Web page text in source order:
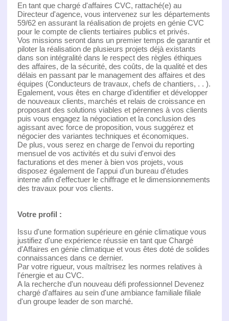
En tant que chargé d'affaires CVC, rattaché(e) au
Directeur d'agence, vous intervenez sur les départements
59/62 en assurant la réalisation de projets en génie CVC
pour le compte de clients tertiaires publics et privés.
Vos missions seront dans un premier temps de garantir et
piloter la réalisation de plusieurs projets déjà existants
dans son intégralité dans le respect des règles éthiques
des affaires, de la sécurité, des coûts, de la qualité et des
délais en passant par le management des affaires et des
équipes (Conducteurs de travaux, chefs de chantiers, . . ).
Egalement, vous êtes en charge d'identifier et développer
de nouveaux clients, marchés et relais de croissance en
proposant des solutions viables et pérennes à vos clients
puis vous engagez la négociation et la conclusion des
agissant avec force de proposition, vous suggérez et
négocier des variantes techniques et économiques.
De plus, vous serez en charge de l'envoi du reporting
mensuel de vos activités et du suivi d'envoi des
facturations et des mener à bien vos projets, vous
disposez également de l'appui d'un bureau d'études
interne afin d'effectuer le chiffrage et le dimensionnements
des travaux pour vos clients.
Votre profil :
Issu d'une formation supérieure en génie climatique vous
justifiez d'une expérience réussie en tant que Chargé
d'Affaires en génie climatique et vous êtes doté de solides
connaissances dans ce dernier.
Par votre rigueur, vous maîtrisez les normes relatives à
l'énergie et au CVC.
A la recherche d'un nouveau défi professionnel Devenez
chargé d'affaires au sein d'une ambiance familiale filiale
d'un groupe leader de son marché.